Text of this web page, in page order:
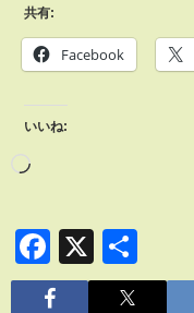
共有:
Facebook
いいね:
Facebook
X
有